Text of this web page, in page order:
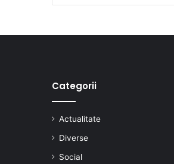
Categorii
Actualitate
Diverse
Social